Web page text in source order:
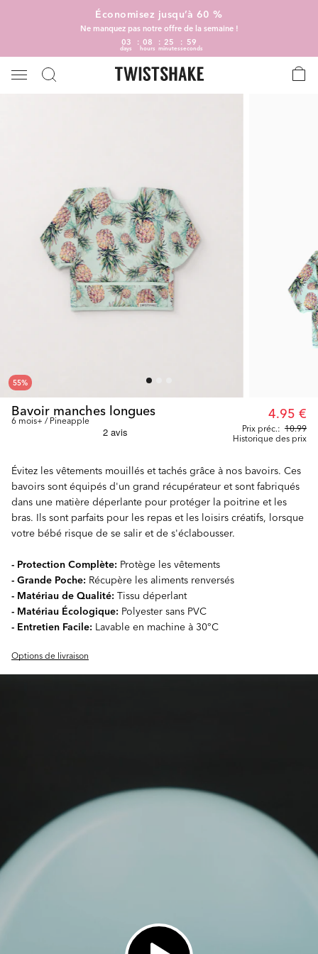
Économisez jusqu’à 60 %
Ne manquez pas notre offre de la semaine !
03
days
08
hours
25
minutes
59
seconds
55%
Bavoir manches longues
6 mois+ / Pineapple
Prix préc.: 10.99
4.95 €
Historique des prix
Évitez les vêtements mouillés et tachés grâce à nos bavoirs. Ces
bavoirs sont équipés d'un grand récupérateur et sont fabriqués
dans une matière déperlante pour protéger la poitrine et les
bras. Ils sont parfaits pour les repas et les loisirs créatifs, lorsque
votre bébé risque de se salir et de s'éclabousser.
- Protection Complète: Protège les vêtements
- Grande Poche: Récupère les aliments renversés
- Matériau de Qualité: Tissu déperlant
- Matériau Écologique: Polyester sans PVC
- Entretien Facile: Lavable en machine à 30°C
Options de livraison